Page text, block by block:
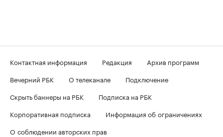
Контактная информация Редакция
Архив программ
Вечерний РБК
О телеканале
Подключение
Скрыть баннеры на РБК
Подписка на РБК
Корпоративная подписка
Информация об ограничениях
О соблюдении авторских прав